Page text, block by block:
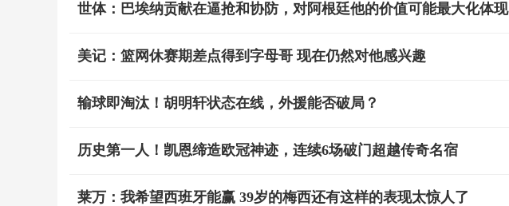
世体：巴埃纳贡献在逼抢和协防，对阿根廷他的价值可能最大化体现
美记：篮网休赛期差点得到字母哥 现在仍然对他感兴趣
输球即淘汰！胡明轩状态在线，外援能否破局？
历史第一人！凯恩缔造欧冠神迹，连续6场破门超越传奇名宿
莱万：我希望西班牙能赢 39岁的梅西还有这样的表现太惊人了